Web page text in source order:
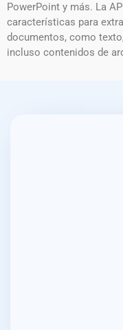
PowerPoint y más. La
características para
documentos, como
incluso contenidos de